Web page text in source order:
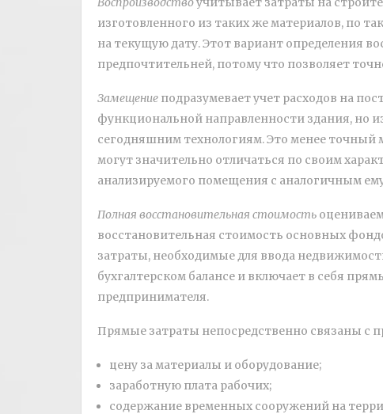
изготовленного из таких же материалов, по
на текущую дату. Этот вариант определения
предпочтительней, потому что позволяет
Замещение подразумевает учет расходов на
функциональной направленности здания, но
сегодняшним технологиям. Это менее точный
могут значительно отличаться по своим
анализируемого помещения с аналогичным
Полная восстановительная стоимость
восстановительная стоимость основных
затраты, необходимые для ввода
бухгалтерском балансе и включает в себя
предпринимателя.
Прямые затраты непосредственно связаны с
цену за материалы и оборудование;
заработную плата рабочих;
содержание временных сооружений на